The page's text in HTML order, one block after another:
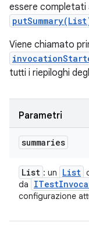
essere completati
Viene chiamato
tutti i riepiloghi
Parametri
summaries
List : un List
da
ITest
configurazione